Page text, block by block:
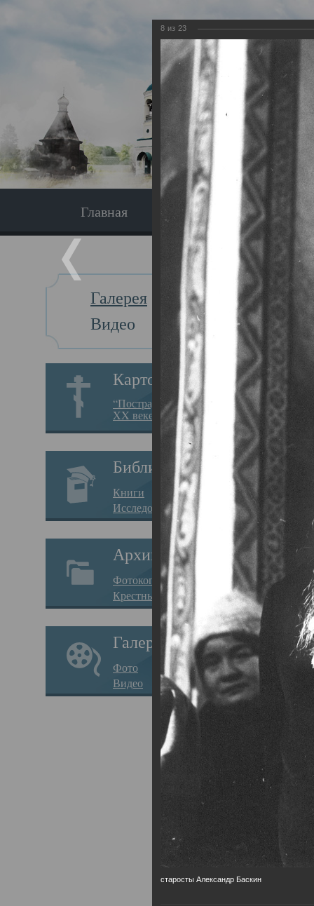
Главная Экскурсия
Галерея
Видео
Картотека
“Пострадавшие за веру в
XX веке на Севере”
Библиотека
Книги
Исследования
Архив
Фотокопии дел
Крестные ходы
Галерея
Фото
Видео
Главная
о
8 из 23
старосты Александр Баскин